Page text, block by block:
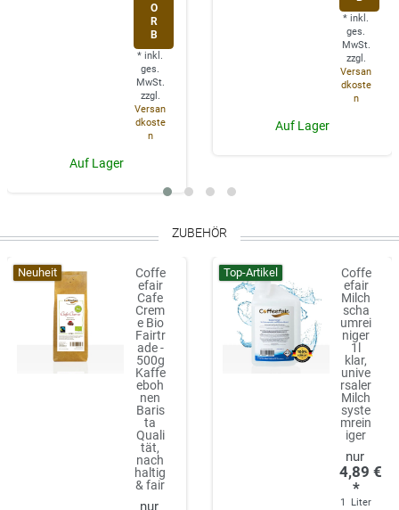
O
R
B
* inkl.
ges.
MwSt.
zzgl.
Versan
dkoste
n
Auf Lager
* inkl.
ges.
MwSt.
zzgl.
Versan
dkoste
n
Auf Lager
ZUBEHÖR
Neuheit
Coffe
efair
Cafe
Crem
e Bio
Fairtr
ade -
500g
Kaffe
eboh
nen
Baris
ta
Quali
tät,
nach
haltig
& fair
Top-Artikel
Coffe
efair
Milch
scha
umrei
niger
1l
klar,
unive
rsaler
Milch
syste
mrein
iger
4,89 €
*
1
Liter